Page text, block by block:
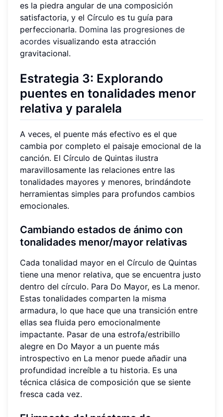
es la piedra angular de una composición
satisfactoria, y el Círculo es tu guía para
perfeccionarla. Domina las progresiones de
acordes visualizando esta atracción
gravitacional.
Estrategia 3: Explorando
puentes en tonalidades menor
relativa y paralela
A veces, el puente más efectivo es el que
cambia por completo el paisaje emocional de la
canción. El Círculo de Quintas ilustra
maravillosamente las relaciones entre las
tonalidades mayores y menores, brindándote
herramientas simples para profundos cambios
emocionales.
Cambiando estados de ánimo con
tonalidades menor/mayor relativas
Cada tonalidad mayor en el Círculo de Quintas
tiene una menor relativa, que se encuentra justo
dentro del círculo. Para Do Mayor, es La menor.
Estas tonalidades comparten la misma
armadura, lo que hace que una transición entre
ellas sea fluida pero emocionalmente
impactante. Pasar de una estrofa/estribillo
alegre en Do Mayor a un puente más
introspectivo en La menor puede añadir una
profundidad increíble a tu historia. Es una
técnica clásica de composición que se siente
fresca cada vez.